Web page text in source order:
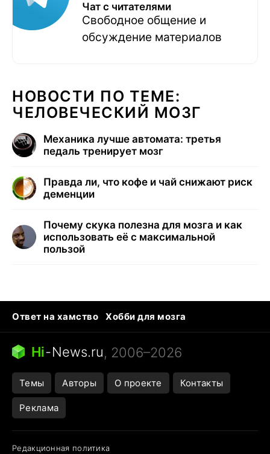
Чат с читателями
Свободное общение и
обсуждение материалов
НОВОСТИ ПО ТЕМЕ:
ЧЕЛОВЕЧЕСКИЙ МОЗГ
Механика лучше автомата: третья
педаль тренирует мозг
Правда ли, что кофе и чай снижают риск
деменции
Почему скука полезна для мозга и как
использовать её с максимальной
пользой
Ответ на хамство
Хобби для мозга
Бензин 100 и 95
Тунцы в океанариуме
Следующая пандемия
Hi-News.ru, 2006–2026
Темы Авторы О проекте Контакты
Реклама
Редакционная политика